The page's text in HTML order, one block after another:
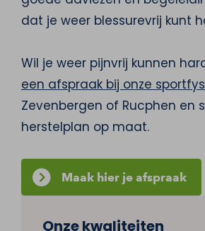
dat je weer blessurevrij kunt
Wil je weer pijnvrij kunnen
een afspraak bij onze
Zevenbergen of Rucphen en
herstelplan op maat.
Maak hier je afspraak
Onze kwaliteiten